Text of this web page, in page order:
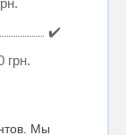
✔️
грн.
Мы